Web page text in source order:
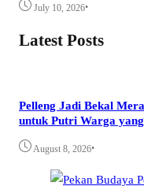
July 10, 2026•
Latest Posts
Pelleng Jadi Bekal
untuk Putri Warga
August 8, 2026•